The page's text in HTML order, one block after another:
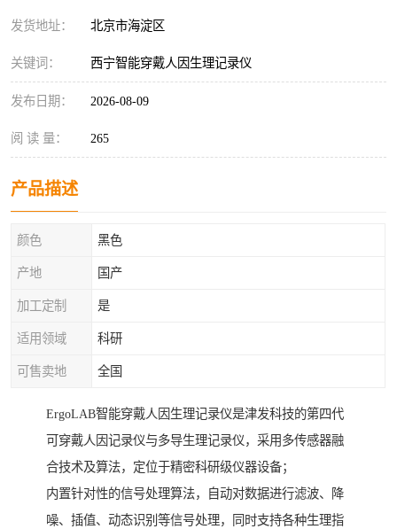
发货地址： 北京市海淀区
关键词： 西宁智能穿戴人因生理记录仪
发布日期： 2026-08-09
阅 读 量： 265
产品描述
颜色 黑色
产地 国产
加工定制 是
适用领域 科研
可售卖地 全国
ErgoLAB智能穿戴人因生理记录仪是津发科技的第四代
可穿戴人因记录仪与多导生理记录仪，采用多传感器融
合技术及算法，定位于精密科研级仪器设备；
内置针对性的信号处理算法，自动对数据进行滤波、降
噪、插值、动态识别等信号处理，同时支持各种生理指